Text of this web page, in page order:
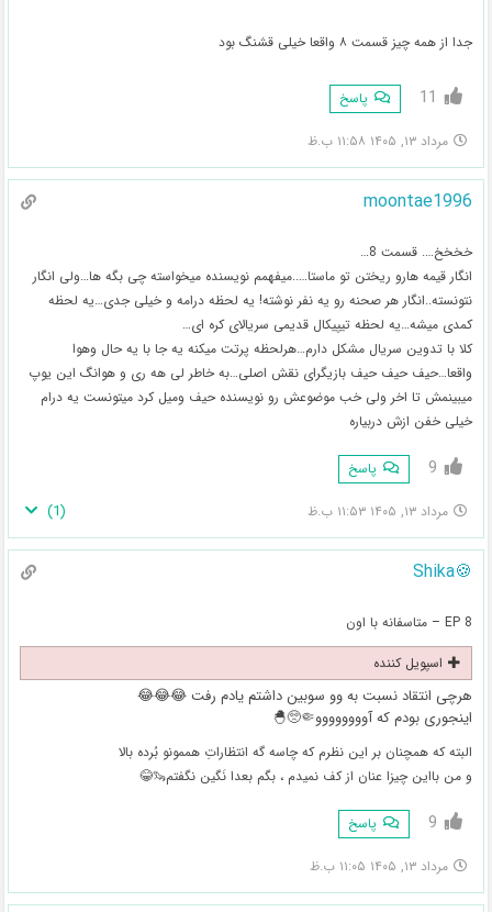
جدا از همه چیز قسمت ۸ واقعا خیلی قشنگ بود
11 پاسخ
مرداد ۱۳, ۱۴۰۵ ۱۱:۵۸ ب.ظ
moontae1996
خخخخ…. قسمت 8…
انگار قیمه هارو ریختن تو ماستا…..میفهمم نویسنده میخواسته چی بگه ها…ولی انگار
نتونسته..انگار هر صحنه رو یه نفر نوشته! یه لحظه درامه و خیلی جدی…یه لحظه
کمدی میشه…یه لحظه تیپیکال قدیمی سریالای کره ای…
کلا با تدوین سریال مشکل دارم…هرلحظه پرتت میکنه یه جا با یه حال وهوا
واقعا…حیف حیف حیف بازیگرای نقش اصلی…به خاطر لی هه ری و هوانگ این یوپ
میبینمش تا اخر ولی خب موضوعش رو نویسنده حیف ومیل کرد میتونست یه درام
خیلی خفن ازش دربیاره
9 پاسخ
مرداد ۱۳, ۱۴۰۵ ۱۱:۵۳ ب.ظ (
1
)
🍪Shika
EP 8 – متاسفانه با اون
اسپویل کننده
هرچی انتقاد نسبت به وو سوبین داشتم یادم رفت 😂😂😂
اینجوری بودم که آوووووووو🤏🥺🐣
البته که همچنان بر این نظرم که چاسه گه انتظاراتِ هممونو بُرده بالا
و من بااین چیزا عنان از کف نمیدم ، بگم بعدا نَگین نگفتم🦦😂
9 پاسخ
مرداد ۱۳, ۱۴۰۵ ۱۱:۰۵ ب.ظ